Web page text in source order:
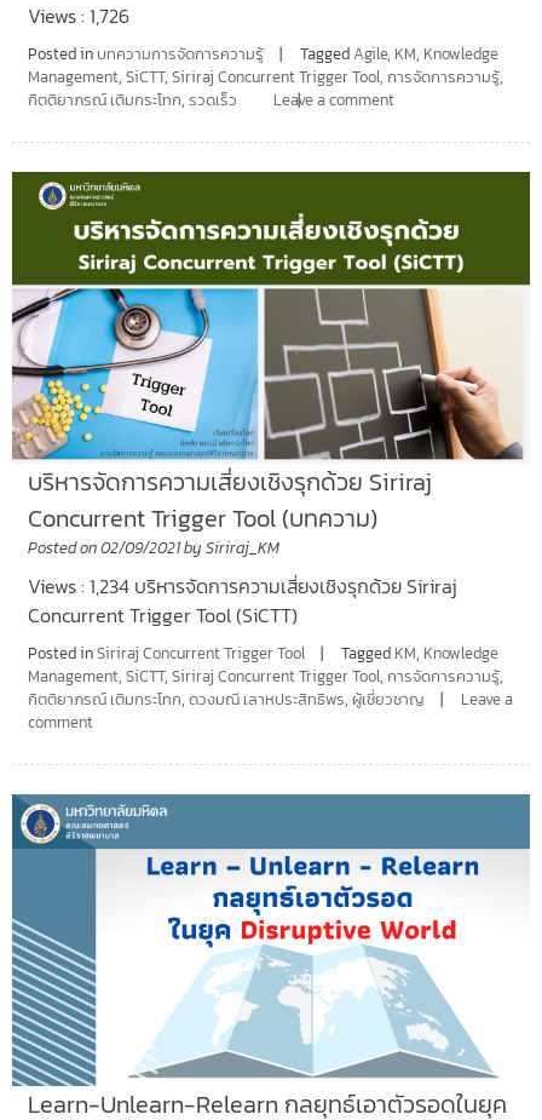
Views : 1,726
Posted in บทความการจัดการความรู้ TaggedAgile, KM, Knowledge
Management, SiCTT, Siriraj Concurrent Trigger Tool, การจัดการความรู้,
กิตติยาภรณ์ เติมกระโทก, รวดเร็ว Leave a comment
บริหารจัดการความเสี่ยงเชิงรุกด้วย Siriraj
Concurrent Trigger Tool (บทความ)
Posted on02/09/2021by Siriraj_KM
Views : 1,234 บริหารจัดการความเสี่ยงเชิงรุกด้วย Siriraj
Concurrent Trigger Tool (SiCTT)
Posted inSiriraj Concurrent Trigger Tool Tagged KM, Knowledge
Management, SiCTT, Siriraj Concurrent Trigger Tool, การจัดการความรู้,
กิตติยาภรณ์ เติมกระโทก, ดวงมณี เลาหประสิทธิพร, ผู้เชี่ยวชาญ
Leave a
comment
Learn-Unlearn-Relearn กลยุทธ์เอาตัวรอดในยุค